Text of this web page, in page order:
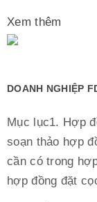
Xem thêm
DOANH NGHIỆP
Mục lục1. Hợp
soạn thảo hợp
cần có trong
hợp đồng đặt